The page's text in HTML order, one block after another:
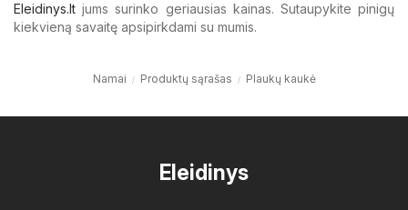
Eleidinys.lt jums surinko geriausias kainas. Sutaupykite pinigų
kiekvieną savaitę apsipirkdami su mumis.
Namai Produktų sąrašas Plaukų kaukė
Eleidinys